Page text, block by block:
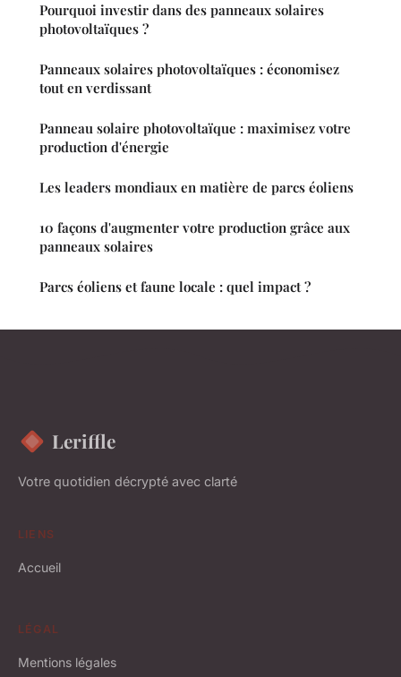
Pourquoi investir dans des panneaux solaires
photovoltaïques ?
Panneaux solaires photovoltaïques : économisez
tout en verdissant
Panneau solaire photovoltaïque : maximisez votre
production d'énergie
Les leaders mondiaux en matière de parcs éoliens
10 façons d'augmenter votre production grâce aux
panneaux solaires
Parcs éoliens et faune locale : quel impact ?
Leriffle
Votre quotidien décrypté avec clarté
LIENS
Accueil
LÉGAL
Mentions légales